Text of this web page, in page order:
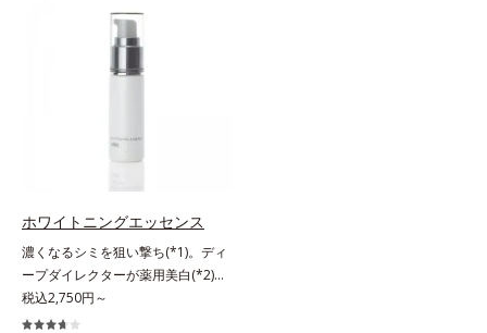
ハリ感のあるなめらかな肌を叶えま
す。*1 メラニンの生成を抑え、シ
ー」の理論を応用し、全方位的に肌
の底上げを図ります。さらに、シミ
だけでなく、メラニンが蓄積しがち
目指します。*1 メラニンの生成を
層まで*3 年齢を重ねた肌*4 メラニ
ンが過剰に生成する状態
ホワイトニングエッセンス
濃くなるシミを狙い撃ち(*1)。ディ
ープダイレクターが薬用美白(*2)成
分を、肌の奥深く(*3)まで効かせる
美容液。しつこいシミの原因“詰ま
税込2,750円～